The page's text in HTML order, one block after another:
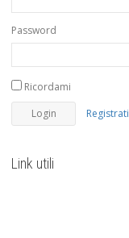
Password
Ricordami
Registrati
Link utili